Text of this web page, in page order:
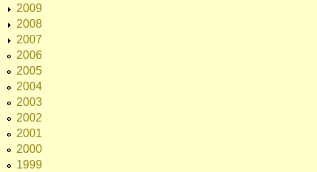
2009
2008
2007
2006
2005
2004
2003
2002
2001
2000
1999